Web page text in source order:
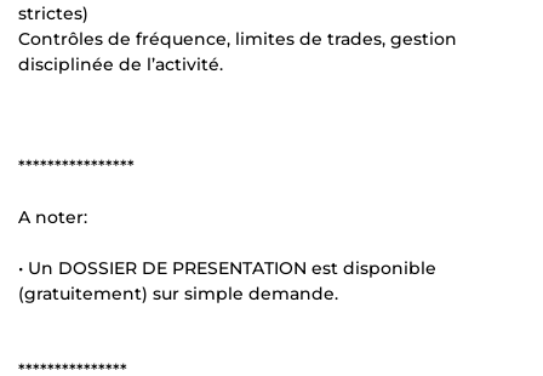
strictes)
Contrôles de fréquence, limites de trades, gestion
disciplinée de l’activité.
****************
A noter:
• Un DOSSIER DE PRESENTATION est disponible
(gratuitement) sur simple demande.
***************